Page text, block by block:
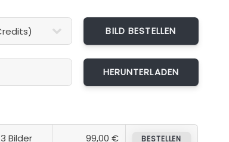
BILD BESTELLEN
3 Bilder 99,00 € BESTELLEN